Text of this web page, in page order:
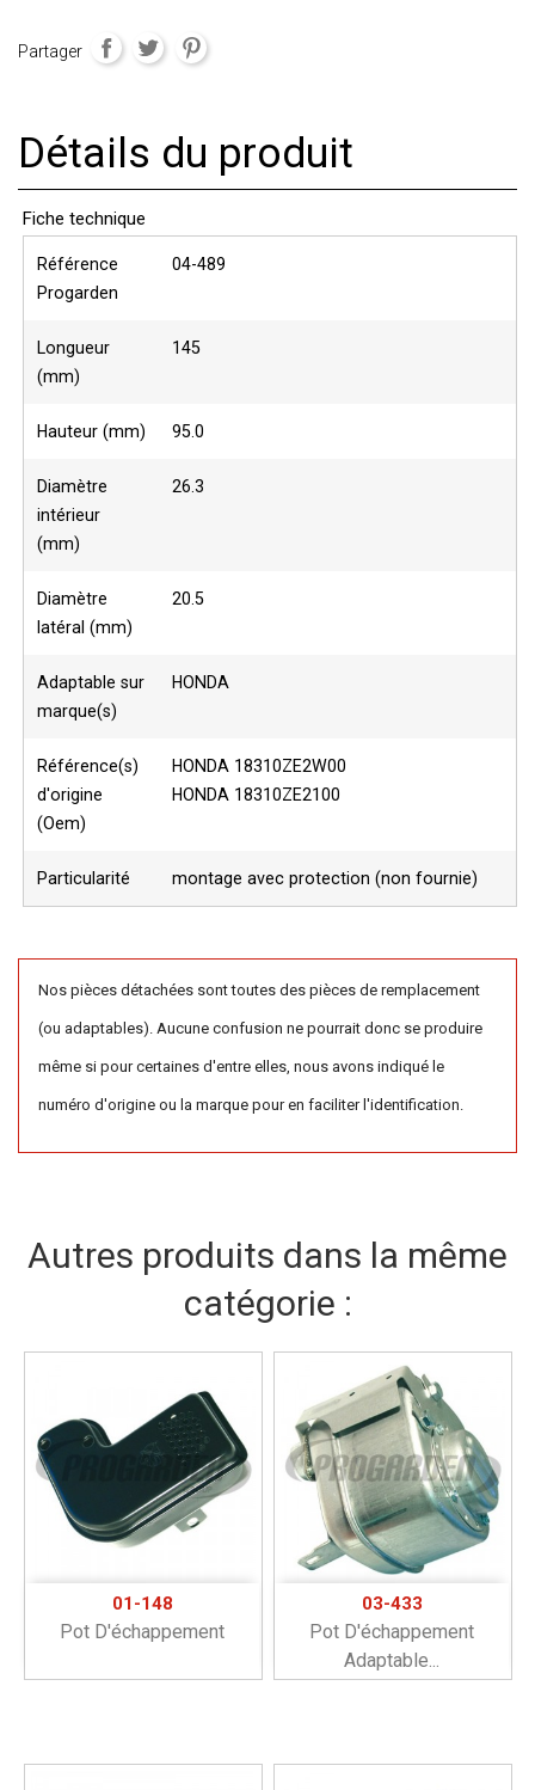
Partager
Détails du produit
Fiche technique
Référence
Progarden
04-489
Longueur
(mm)
145
Hauteur (mm) 95.0
Diamètre
intérieur
(mm)
26.3
Diamètre
latéral (mm)
20.5
Adaptable sur
marque(s)
HONDA
Référence(s)
d'origine
(Oem)
HONDA 18310ZE2W00
HONDA 18310ZE2100
Particularité montage avec protection (non fournie)
Nos pièces détachées sont toutes des pièces de remplacement
(ou adaptables). Aucune confusion ne pourrait donc se produire
même si pour certaines d'entre elles, nous avons indiqué le
numéro d'origine ou la marque pour en faciliter l'identification.
Autres produits dans la même
catégorie :
01-148
Pot D'échappement
03-433
Pot D'échappement
Adaptable...